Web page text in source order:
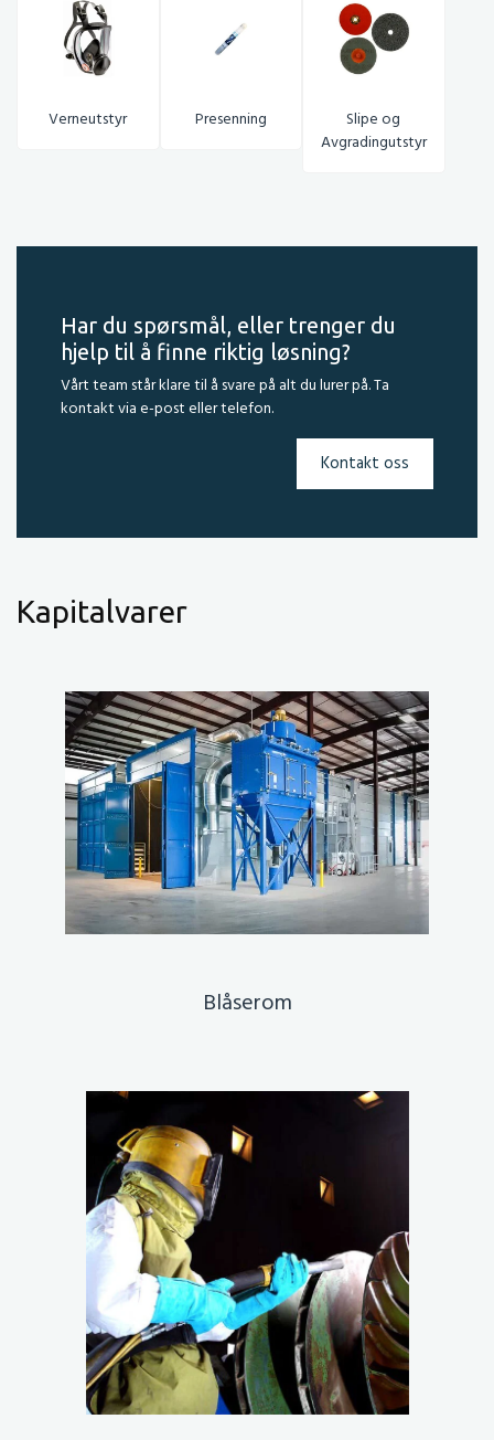
Verneutstyr Presenning Slipe og
Avgradingutstyr
Har du spørsmål, eller trenger du
hjelp til å finne riktig løsning?
Vårt team står klare til å svare på alt du lurer på. Ta
kontakt via e-post eller telefon.
Kontakt oss
Kapitalvarer
Blåserom